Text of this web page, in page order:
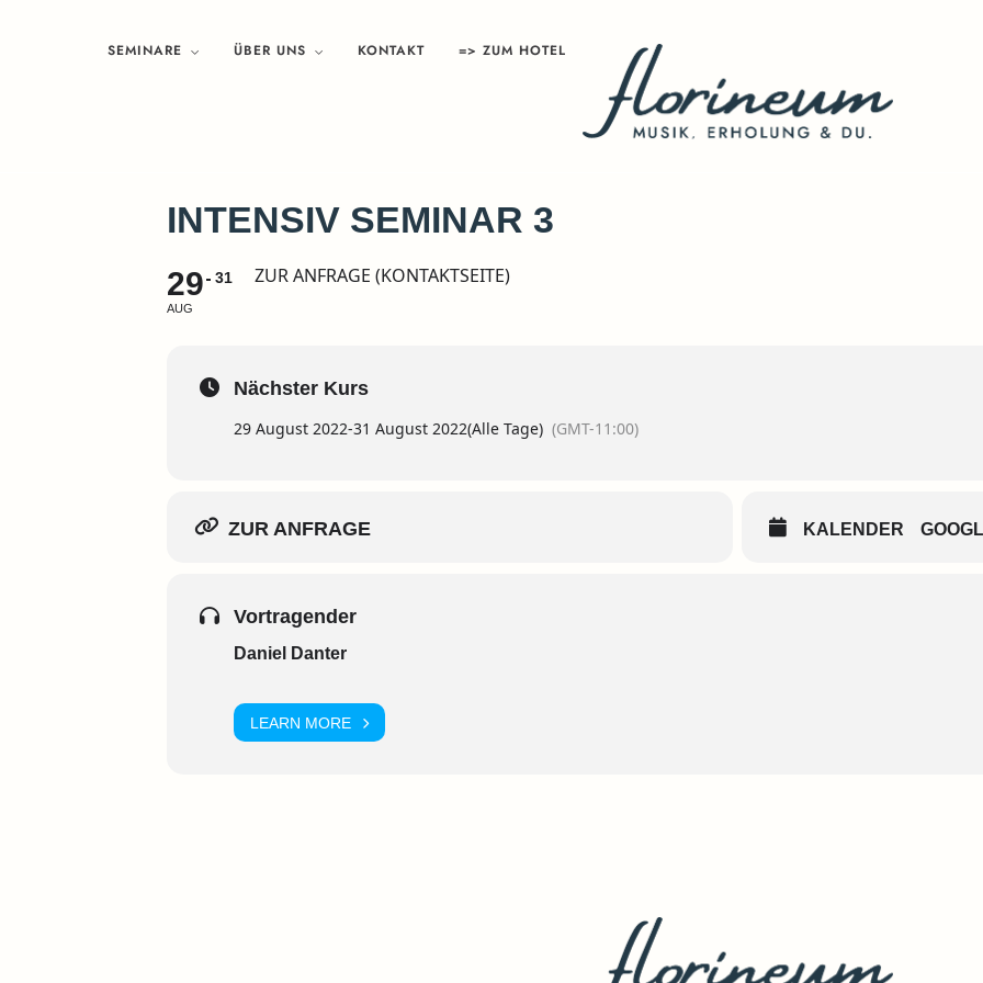
SEMINARE ÜBER UNS KONTAKT => ZUM HOTEL
INTENSIV SEMINAR 3
29
AUG
31 ZUR ANFRAGE (KONTAKTSEITE)
Nächster Kurs
29 August 2022-31 August 2022(Alle Tage) (GMT-11:00)
ZUR ANFRAGE KALENDER
Vortragender
Daniel Danter
LEARN MORE